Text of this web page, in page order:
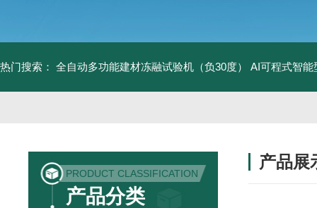
热门搜索： 全自动多功能建材冻融试验机（负30度） AI可程式智能
PRODUCT CLASSIFICATION
产品分类
产品展